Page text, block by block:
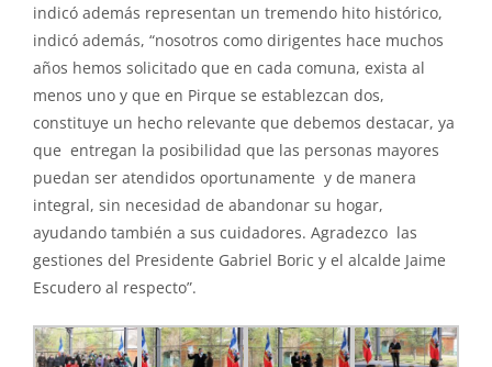
indicó además representan un tremendo hito histórico,
indicó además, “nosotros como dirigentes hace muchos
años hemos solicitado que en cada comuna, exista al
menos uno y que en Pirque se establezcan dos,
constituye un hecho relevante que debemos destacar, ya
que entregan la posibilidad que las personas mayores
puedan ser atendidos oportunamente y de manera
integral, sin necesidad de abandonar su hogar,
ayudando también a sus cuidadores. Agradezco las
gestiones del Presidente Gabriel Boric y el alcalde Jaime
Escudero al respecto”.